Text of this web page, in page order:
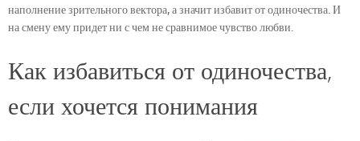
наполнение зрительного вектора, а значит избавит от одиночества. И
на смену ему придет ни с чем не сравнимое чувство любви.
Как избавиться от одиночества,
если хочется понимания